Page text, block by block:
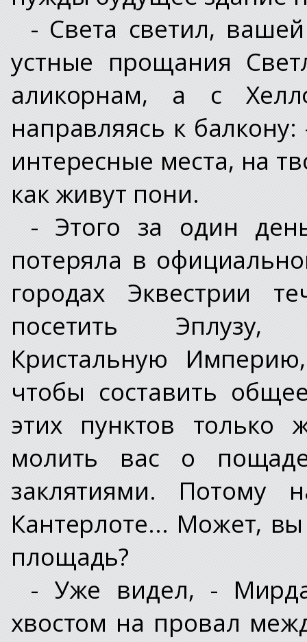
- Света светил,
устные прощания
аликорнам, а с
направляясь к
интересные места, на
как живут пони.
- Этого за один
потеряла в
городах Эквестрии
посетить Эплузу,
Кристальную
чтобы составить
этих пунктов только
молить вас о
заклятиями.
Кантерлоте... Может,
площадь?
- Уже видел, -
хвостом на провал